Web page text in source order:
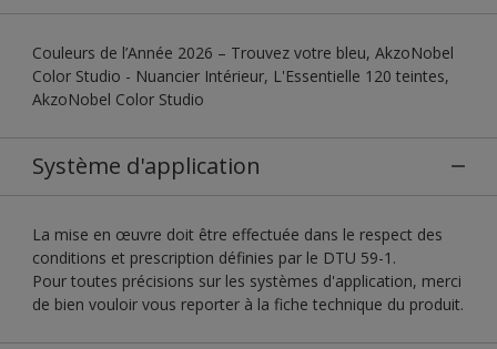
Couleurs de l’Année 2026 – Trouvez votre bleu, AkzoNobel
Color Studio - Nuancier Intérieur, L'Essentielle 120 teintes,
AkzoNobel Color Studio
Système d'application
La mise en œuvre doit être effectuée dans le respect des
conditions et prescription définies par le DTU 59-1.
Pour toutes précisions sur les systèmes d'application, merci
de bien vouloir vous reporter à la fiche technique du produit.